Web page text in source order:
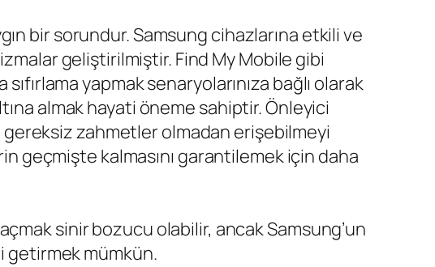
bir sorundur. Samsung cihazlarına etkili ve
geliştirilmiştir. Find My Mobile gibi
yapmak senaryolarınıza bağlı olarak
almak hayati öneme sahiptir. Önleyici
gereksiz zahmetler olmadan erişebilmeyi
geçmişte kalmasını garantilemek için daha
açmak sinir bozucu olabilir, ancak Samsung’un
getirmek mümkün.